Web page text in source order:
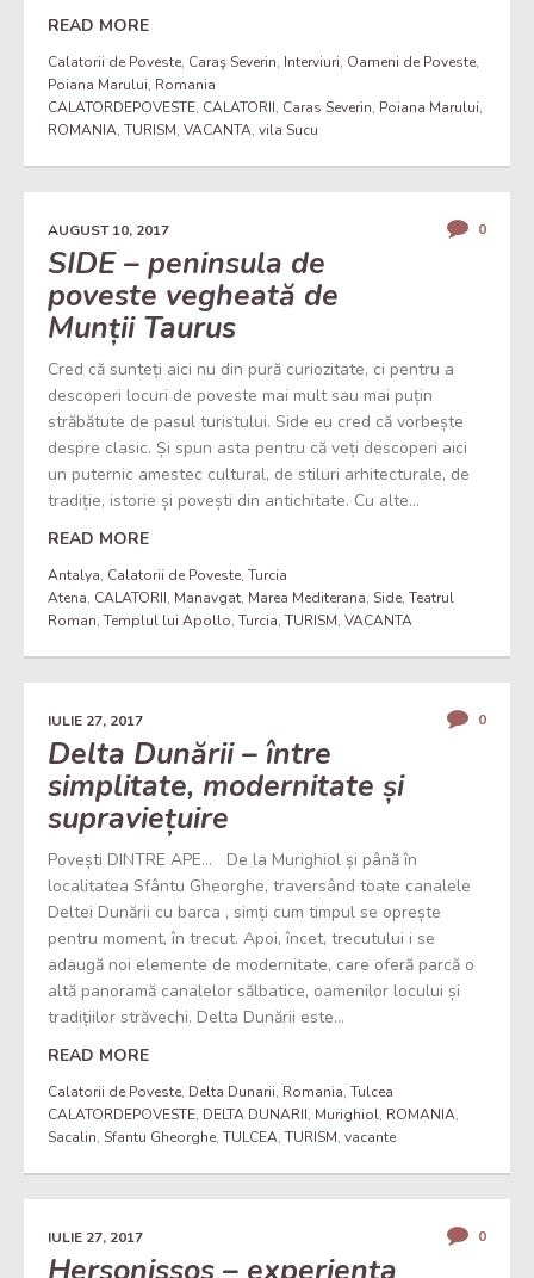
READ MORE
Calatorii de Poveste, Caraş Severin, Interviuri, Oameni de Poveste,
Poiana Marului, Romania
CALATORDEPOVESTE, CALATORII, Caras Severin, Poiana Marului,
ROMANIA, TURISM, VACANTA, vila Sucu
AUGUST 10, 2017 0
SIDE – peninsula de
poveste vegheată de
Munții Taurus
Cred că sunteți aici nu din pură curiozitate, ci pentru a
descoperi locuri de poveste mai mult sau mai puțin
străbătute de pasul turistului. Side eu cred că vorbește
despre clasic. Și spun asta pentru că veți descoperi aici
un puternic amestec cultural, de stiluri arhitecturale, de
tradiție, istorie și povești din antichitate. Cu alte...
READ MORE
Antalya, Calatorii de Poveste, Turcia
Atena, CALATORII, Manavgat, Marea Mediterana, Side, Teatrul
Roman, Templul lui Apollo, Turcia, TURISM, VACANTA
IULIE 27, 2017 0
Delta Dunării – între
simplitate, modernitate și
supraviețuire
Povești DINTRE APE… De la Murighiol și până în
localitatea Sfântu Gheorghe, traversând toate canalele
Deltei Dunării cu barca , simți cum timpul se oprește
pentru moment, în trecut. Apoi, încet, trecutului i se
adaugă noi elemente de modernitate, care oferă parcă o
altă panoramă canalelor sălbatice, oamenilor locului și
tradițiilor străvechi. Delta Dunării este...
READ MORE
Calatorii de Poveste, Delta Dunarii, Romania, Tulcea
CALATORDEPOVESTE, DELTA DUNARII, Murighiol, ROMANIA,
Sacalin, Sfantu Gheorghe, TULCEA, TURISM, vacante
IULIE 27, 2017 0